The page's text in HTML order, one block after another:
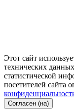
Этот сайт
технических
статистической
посетителей сайта
Согласен (на)